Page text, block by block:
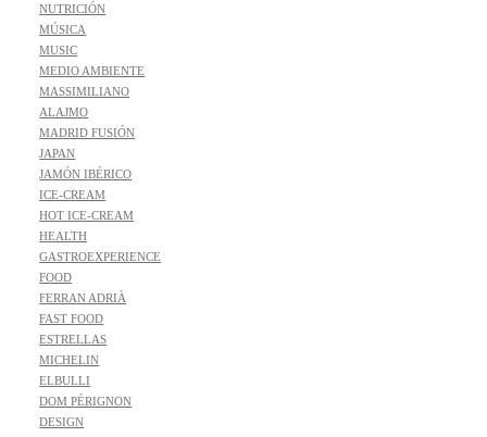
NUTRICIÓN
MÚSICA
MUSIC
MEDIO AMBIENTE
MASSIMILIANO
ALAJMO
MADRID FUSIÓN
JAPAN
JAMÓN IBÉRICO
ICE-CREAM
HOT ICE-CREAM
HEALTH
GASTROEXPERIENCE
FOOD
FERRAN ADRIÀ
FAST FOOD
ESTRELLAS
MICHELIN
ELBULLI
DOM PÉRIGNON
DESIGN